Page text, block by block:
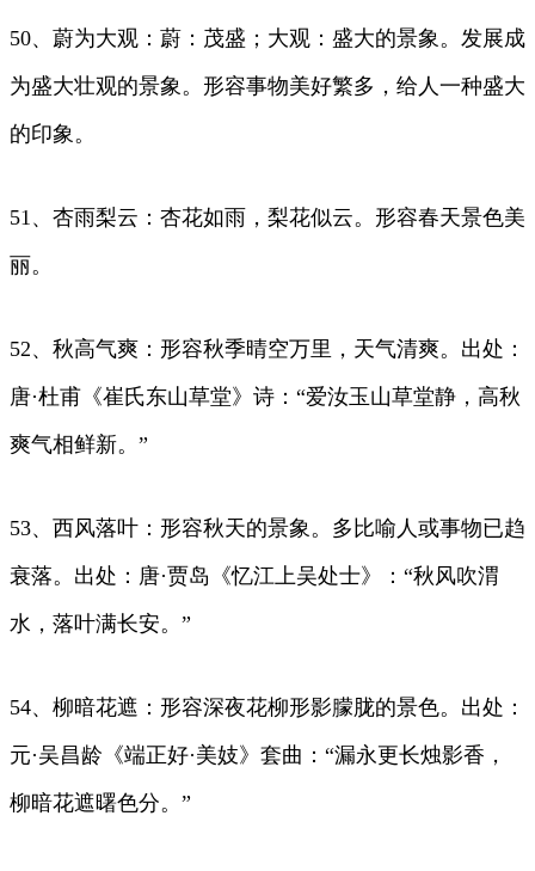
50、蔚为大观：蔚：茂盛；大观：盛大的景象。发展成
为盛大壮观的景象。形容事物美好繁多，给人一种盛大
的印象。
51、杏雨梨云：杏花如雨，梨花似云。形容春天景色美
丽。
52、秋高气爽：形容秋季晴空万里，天气清爽。出处：
唐·杜甫《崔氏东山草堂》诗：“爱汝玉山草堂静，高秋
爽气相鲜新。”
53、西风落叶：形容秋天的景象。多比喻人或事物已趋
衰落。出处：唐·贾岛《忆江上吴处士》：“秋风吹渭
水，落叶满长安。”
54、柳暗花遮：形容深夜花柳形影朦胧的景色。出处：
元·吴昌龄《端正好·美妓》套曲：“漏永更长烛影香，
柳暗花遮曙色分。”